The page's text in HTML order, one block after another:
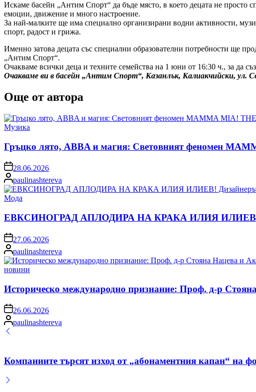
Искаме басейн „Антим Спорт“ да бъде място, в което децата не просто
емоции, движение и много настроение.
За най-малките ще има специално организирани водни активности,
спорт, радост и грижа.
Именно затова децата със специални образователни потребности ще
„Антим Спорт“.
Очакваме всички деца и техните семейства на 1 юни от 16:30 ч., за да
Очакваме ви в басейн „Антим Спорт“, Казанлък, Калиакчийски, ул.
Още от автора
Posted
Музика
Гръцко лято, ABBA и магия: Световният феномен
on28.06.2026
Posted
by
paulinashtereva
Posted
Мода
ЕВКСИНОГРАД АПЛОДИРА НА КРАКА ИЛИЯ ИЛИЕВ!
on 27.06.2026
Posted
by
paulinashtereva
Posted
новини
Историческо международно признание: Проф. д-р
on 26.06.2026
Posted
by
paulinashtereva
Компаниите търсят изход от „абонаментния капан“ на